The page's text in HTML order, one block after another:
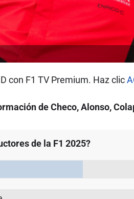
con F1 TV Premium. Haz clic
de Checo, Alonso,
de la F1 2025?